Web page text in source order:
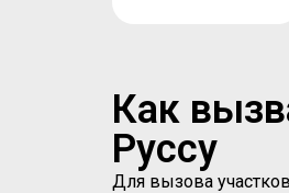
Как
Руссу
Для вызова